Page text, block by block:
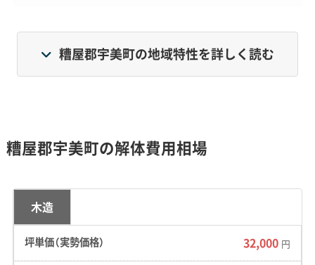
は少しずつ減ってはいるものの、核家族化や一人暮
らしの高齢世帯が増えているため、世帯数自体は増
こうした背景から、古い住宅を取り壊して新しい戸
建て住宅に建て替える、という動きが町全体で活発
です。
地形・道路事情と解体費用の傾向
糟屋郡宇美町の地域特性を詳しく読む
糟屋郡宇美町の解体費用相場
木造
32,000 円